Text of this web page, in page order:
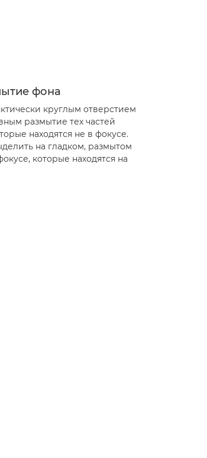
фона
круглым отверстием
размытие тех частей
находятся не в фокусе.
на гладком, размытом
которые находятся на